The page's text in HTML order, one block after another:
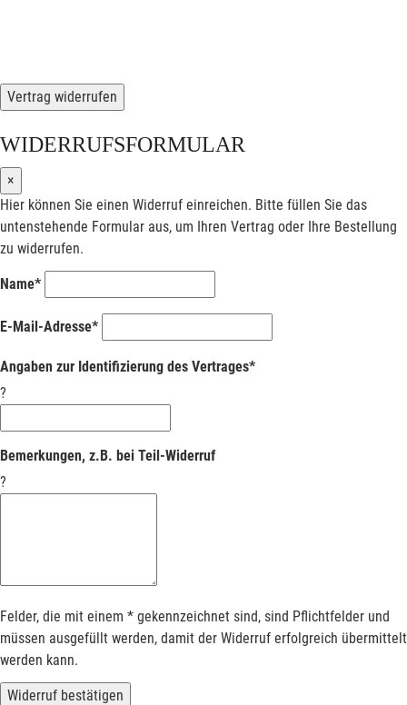
Vertrag widerrufen
WIDERRUFSFORMULAR
×
Hier können Sie einen Widerruf einreichen. Bitte füllen Sie das
untenstehende Formular aus, um Ihren Vertrag oder Ihre Bestellung
zu widerrufen.
Name*
E-Mail-Adresse*
Angaben zur Identifizierung des Vertrages*
?
Bemerkungen, z.B. bei Teil-Widerruf
?
Felder, die mit einem * gekennzeichnet sind, sind Pflichtfelder und
müssen ausgefüllt werden, damit der Widerruf erfolgreich übermittelt
werden kann.
Widerruf bestätigen